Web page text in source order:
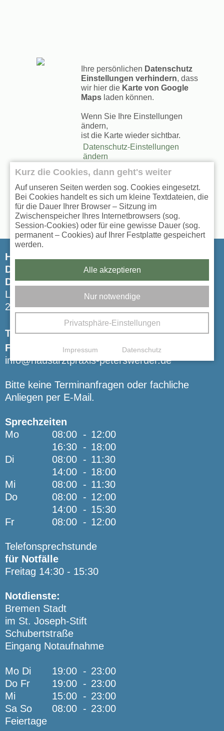
Ihre persönlichen Datenschutz
Einstellungen verhindern, dass
wir hier die Karte von Google
Maps laden können.
Wenn Sie Ihre Einstellungen
ändern,
ist die Karte wieder sichtbar.
Datenschutz-Einstellungen
ändern
Hausarztpraxis Peterswerder
Dr. med. Inga Krohm
Dr. med. Martina Struwe
Lüneburgerstr. 19
28205 Bremen
Tel:0421 - 444 100
Fax: 0421 - 49 88 440
info@hausarztpraxis-peterswerder.de
Bitte keine Terminanfragen oder fachliche
Anliegen per E-Mail.
Sprechzeiten
Mo
08:00 - 12:00
16:30 - 18:00
Di
08:00 - 11:30
14:00 - 18:00
Mi
08:00 - 11:30
Do
08:00 - 12:00
14:00 - 15:30
Fr
08:00 - 12:00
Telefonsprechstunde
für Notfälle
Freitag 14:30 - 15:30
Notdienste:
Bremen Stadt
im St. Joseph-Stift
Schubertstraße
Eingang Notaufnahme
Mo Di 19:00 - 23:00
Do Fr
19:00 - 23:00
Mi
15:00 - 23:00
Sa So
Feiertage
08:00 - 23:00
Kurz die Cookies, dann geht's weiter
Auf unseren Seiten werden sog. Cookies eingesetzt.
Bei Cookies handelt es sich um kleine Textdateien, die
für die Dauer Ihrer Browser – Sitzung im
Zwischenspeicher Ihres Internetbrowsers (sog.
Session-Cookies) oder für eine gewisse Dauer (sog.
permanent – Cookies) auf Ihrer Festplatte gespeichert
werden.
Alle akzeptieren
Nur notwendige
Privatsphäre-Einstellungen
Impressum Datenschutz